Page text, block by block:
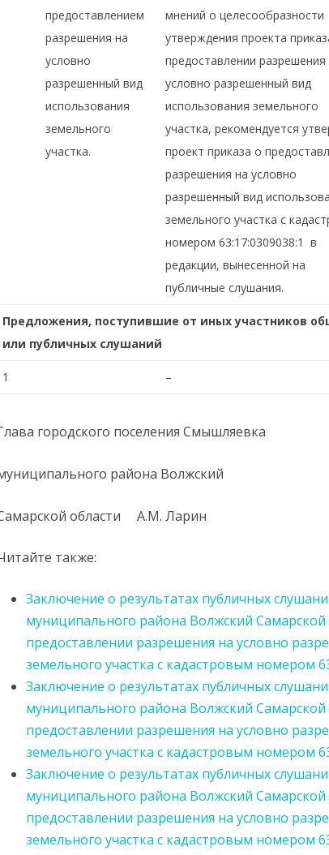
предоставлением
разрешения на
условно
разрешенный вид
использования
земельного
участка.
мнений о целесообразности
утверждения проекта
предоставлении разрешения
условно разрешенный вид
использования земельного
участка, рекомендуется
проект приказа о
разрешения на условно
разрешенный вид
земельного участка с
номером 63:17:0309038:1 в
редакции, вынесенной на
публичные слушания.
Предложения, поступившие от иных участников
или публичных слушаний
1 –
городского поселения Смышляевка
района Волжский
области А.М. Ларин
также:
Заключение о результатах публичных
муниципального района Волжский Самарской
предоставлении разрешения на условно
земельного участка с кадастровым номером
Заключение о результатах публичных
муниципального района Волжский Самарской
предоставлении разрешения на условно
земельного участка с кадастровым номером
Заключение о результатах публичных
муниципального района Волжский Самарской
предоставлении разрешения на условно
земельного участка с кадастровым номером